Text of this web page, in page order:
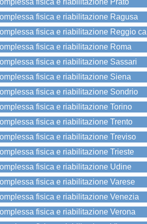
fisica e riabilitazione Prato
fisica e riabilitazione Ragusa
fisica e riabilitazione Reggio
fisica e riabilitazione Roma
fisica e riabilitazione Sassari
fisica e riabilitazione Siena
fisica e riabilitazione Sondrio
fisica e riabilitazione Torino
fisica e riabilitazione Trento
fisica e riabilitazione Treviso
fisica e riabilitazione Trieste
fisica e riabilitazione Udine
fisica e riabilitazione Varese
fisica e riabilitazione Venezia
fisica e riabilitazione Verona